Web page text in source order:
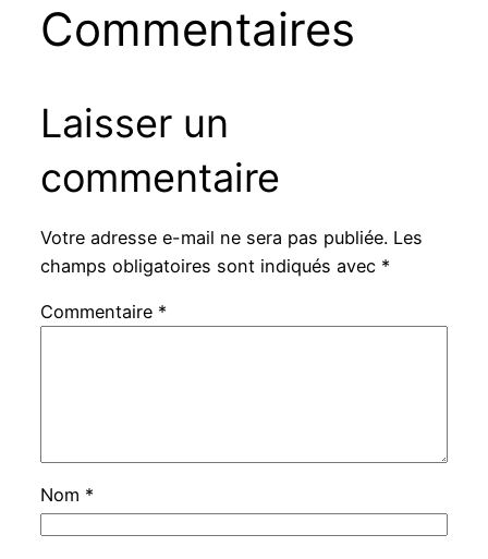
Commentaires
Laisser un
commentaire
Votre adresse e-mail ne sera pas publiée. Les
champs obligatoires sont indiqués avec *
Commentaire *
Nom *